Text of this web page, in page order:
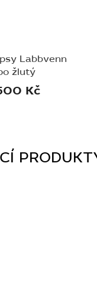
Labbvenn
žlutý
Kč